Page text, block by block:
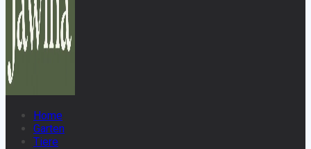
Home
Garten
Tiere